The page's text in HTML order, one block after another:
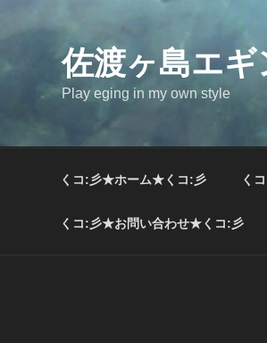
佐渡ヶ島エギ
Play eging in my own style
くコ:彡★ホーム★くコ:彡 く
くコ:彡★お問い合わせ★くコ:彡